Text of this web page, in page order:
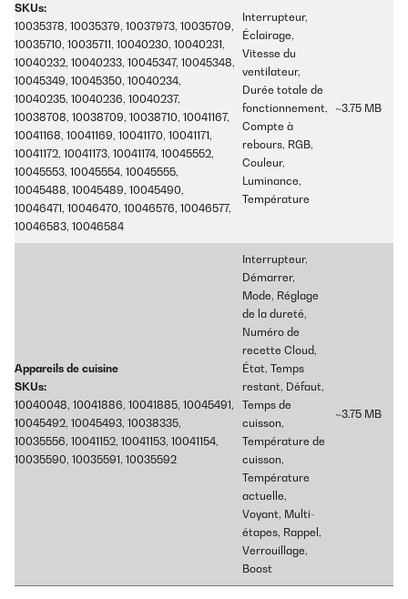
SKUs:
10035378, 10035379, 10037973, 10035709,
10035710, 10035711, 10040230, 10040231,
10040232, 10040233, 10045347, 10045348,
10045349, 10045350, 10040234,
10040235, 10040236, 10040237,
10038708, 10038709, 10038710, 10041167,
10041168, 10041169, 10041170, 10041171,
10041172, 10041173, 10041174, 10045552,
10045553, 10045554, 10045555,
10045488, 10045489, 10045490,
10046471, 10046470, 10046576, 10046577,
10046583, 10046584
Interrupteur,
Éclairage,
Vitesse du
ventilateur,
Durée totale de
fonctionnement,
Compte à
rebours, RGB,
Couleur,
Luminance,
Température
~3.75 MB
Appareils de cuisine
SKUs:
10040048, 10041886, 10041885, 10045491,
10045492, 10045493, 10038335,
10035556, 10041152, 10041153, 10041154,
10035590, 10035591, 10035592
Interrupteur,
Démarrer,
Mode, Réglage
de la dureté,
Numéro de
recette Cloud,
État, Temps
restant, Défaut,
Temps de
cuisson,
Température de
cuisson,
Température
actuelle,
Voyant, Multi-
étapes, Rappel,
Verrouillage,
Boost
~3.75 MB